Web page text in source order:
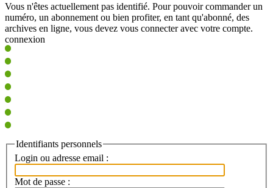
Vous n'êtes actuellement pas identifié. Pour pouvoir commander un
numéro, un abonnement ou bien profiter, en tant qu'abonné, des
archives en ligne, vous devez vous connecter avec votre compte.
connexion
Identifiants personnels
Login ou adresse email :
Mot de passe :